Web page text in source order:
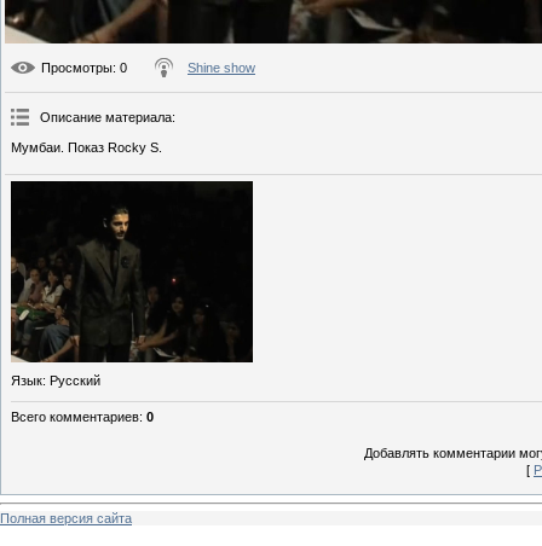
Просмотры: 0 Shine show
Описание материала:
Мумбаи. Показ Rocky S.
Язык: Русский
Всего комментариев: 0
Добавлять комментарии
[
Полная версия сайта